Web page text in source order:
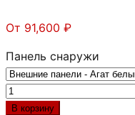
От 91,600 ₽
Панель снаружи
Количество
товара
В корзину